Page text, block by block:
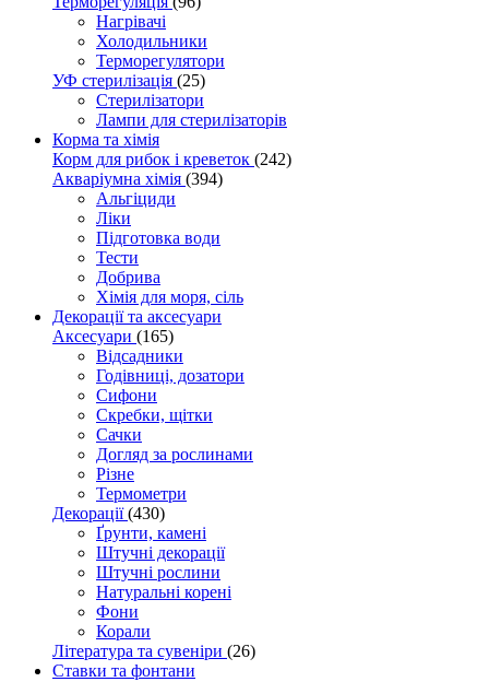
Нагрівачі
Холодильники
Терморегулятори
УФ стерилізація (25)
Стерилізатори
Лампи для стерилізаторів
Корма та хімія
Корм для рибок і креветок (242)
Акваріумна хімія (394)
Альгіциди
Ліки
Підготовка води
Тести
Добрива
Хімія для моря, сіль
Декорації та аксесуари
Аксесуари (165)
Відсадники
Годівниці, дозатори
Сифони
Скребки, щітки
Сачки
Догляд за рослинами
Різне
Термометри
Декорації(430)
Ґрунти, камені
Штучні декорації
Штучні рослини
Натуральні корені
Фони
Корали
Література та сувеніри (26)
Ставки та фонтани